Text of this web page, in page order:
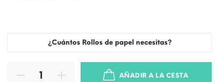
¿Cuántos Rollos de papel necesitas?
AÑADIR A LA CESTA